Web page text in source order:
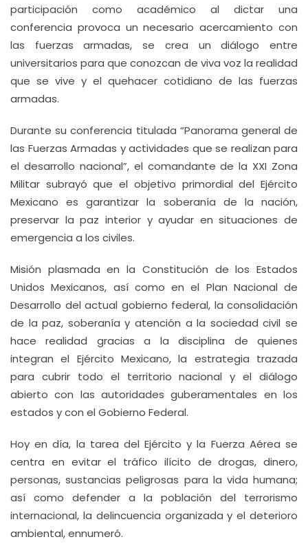
participación como académico al dictar una
conferencia provoca un necesario acercamiento con
las fuerzas armadas, se crea un diálogo entre
universitarios para que conozcan de viva voz la realidad
que se vive y el quehacer cotidiano de las fuerzas
armadas.
Durante su conferencia titulada “Panorama general de
las Fuerzas Armadas y actividades que se realizan para
el desarrollo nacional”, el comandante de la XXI Zona
Militar subrayó que el objetivo primordial del Ejército
Mexicano es garantizar la soberanía de la nación,
preservar la paz interior y ayudar en situaciones de
emergencia a los civiles.
Misión plasmada en la Constitución de los Estados
Unidos Mexicanos, así como en el Plan Nacional de
Desarrollo del actual gobierno federal, la consolidación
de la paz, soberanía y atención a la sociedad civil se
hace realidad gracias a la disciplina de quienes
integran el Ejército Mexicano, la estrategia trazada
para cubrir todo el territorio nacional y el diálogo
abierto con las autoridades guberamentales en los
estados y con el Gobierno Federal.
Hoy en día, la tarea del Ejército y la Fuerza Aérea se
centra en evitar el tráfico ilícito de drogas, dinero,
personas, sustancias peligrosas para la vida humana;
así como defender a la población del terrorismo
internacional, la delincuencia organizada y el deterioro
ambiental, ennumeró.